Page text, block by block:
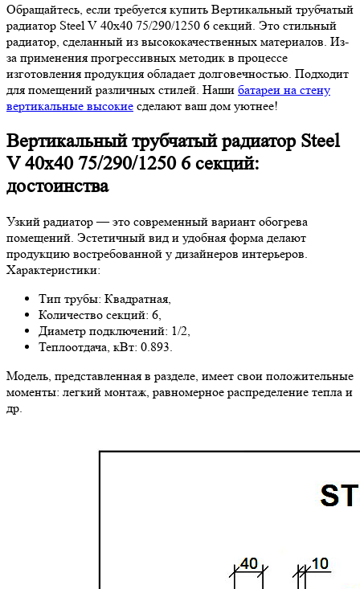
Обращайтесь, если требуется купить Вертикальный трубчатый
радиатор Steel V 40х40 75/290/1250 6 секций. Это стильный
радиатор, сделанный из высококачественных материалов. Из-
за применения прогрессивных методик в процессе
изготовления продукция обладает долговечностью. Подходит
для помещений различных стилей. Наши батареи на стену
вертикальные высокие сделают ваш дом уютнее!
Вертикальный трубчатый радиатор Steel
V 40х40 75/290/1250 6 секций:
достоинства
Узкий радиатор — это современный вариант обогрева
помещений. Эстетичный вид и удобная форма делают
продукцию востребованной у дизайнеров интерьеров.
Характеристики:
Тип трубы: Квадратная,
Количество секций: 6,
Диаметр подключений: 1/2,
Теплоотдача, кВт: 0.893.
Модель, представленная в разделе, имеет свои положительные
моменты: легкий монтаж, равномерное распределение тепла и
др.